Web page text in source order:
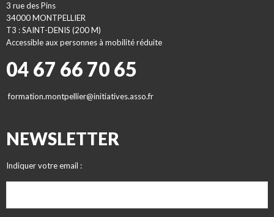
3 rue des Pins
34000 MONTPELLIER
T3 : SAINT-DENIS (200 M)
Accessible aux personnes à mobilité réduite
04 67 66 70 65
formation.montpellier@initiatives.asso.fr
NEWSLETTER
Indiquer votre email :